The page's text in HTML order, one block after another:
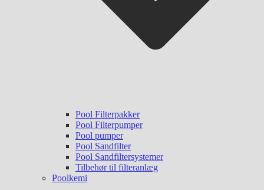
Pool Filterpakker
Pool Filterpumper
Pool pumper
Pool Sandfilter
Pool Sandfiltersystemer
Tilbehør til filteranlæg
Poolkemi